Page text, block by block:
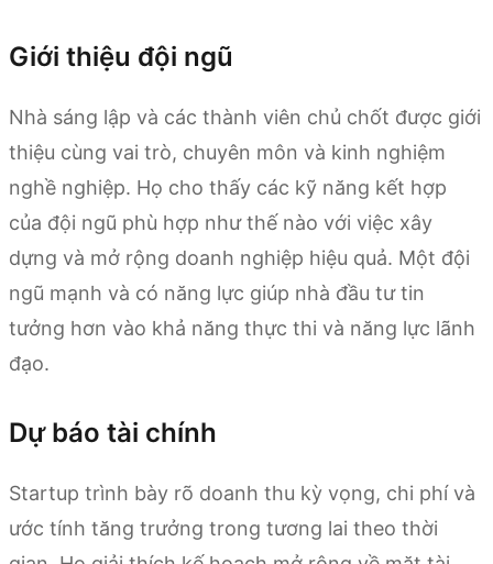
Giới thiệu đội ngũ
Nhà sáng lập và các thành viên chủ chốt được giới
thiệu cùng vai trò, chuyên môn và kinh nghiệm
nghề nghiệp. Họ cho thấy các kỹ năng kết hợp
của đội ngũ phù hợp như thế nào với việc xây
dựng và mở rộng doanh nghiệp hiệu quả. Một đội
ngũ mạnh và có năng lực giúp nhà đầu tư tin
tưởng hơn vào khả năng thực thi và năng lực lãnh
đạo.
Dự báo tài chính
Startup trình bày rõ doanh thu kỳ vọng, chi phí và
ước tính tăng trưởng trong tương lai theo thời